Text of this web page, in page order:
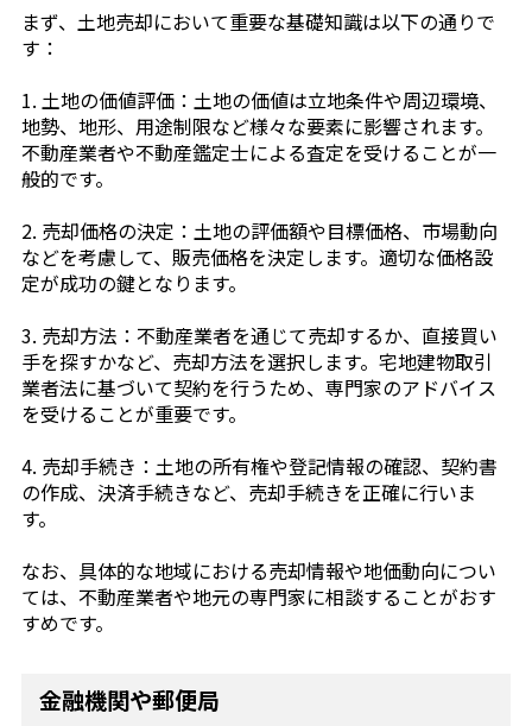
まず、土地売却において重要な基礎知識は以下の通りで
す：
1. 土地の価値評価：土地の価値は立地条件や周辺環境、
地勢、地形、用途制限など様々な要素に影響されます。
不動産業者や不動産鑑定士による査定を受けることが一
般的です。
2. 売却価格の決定：土地の評価額や目標価格、市場動向
などを考慮して、販売価格を決定します。適切な価格設
定が成功の鍵となります。
3. 売却方法：不動産業者を通じて売却するか、直接買い
手を探すかなど、売却方法を選択します。宅地建物取引
業者法に基づいて契約を行うため、専門家のアドバイス
を受けることが重要です。
4. 売却手続き：土地の所有権や登記情報の確認、契約書
の作成、決済手続きなど、売却手続きを正確に行いま
す。
なお、具体的な地域における売却情報や地価動向につい
ては、不動産業者や地元の専門家に相談することがおす
すめです。
金融機関や郵便局